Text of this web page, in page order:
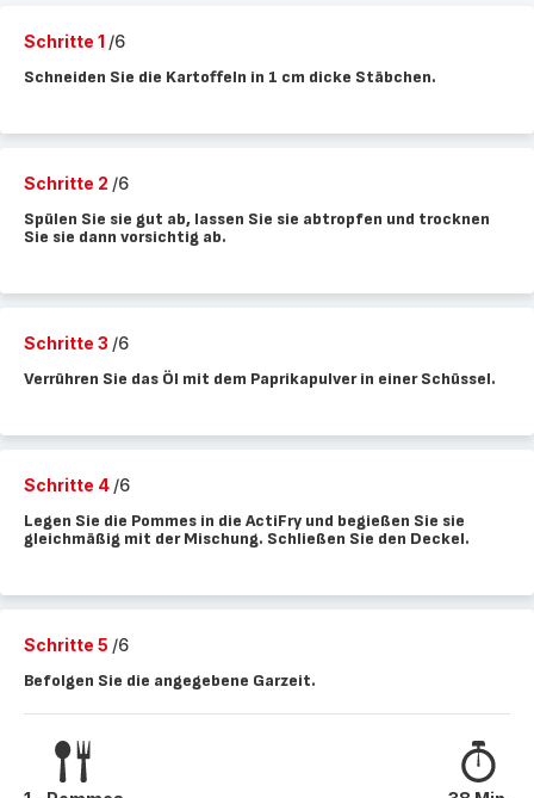
Schritte 1 /6
Schneiden Sie die Kartoffeln in 1 cm dicke Stäbchen.
Schritte 2 /6
Spülen Sie sie gut ab, lassen Sie sie abtropfen und trocknen
Sie sie dann vorsichtig ab.
Schritte 3 /6
Verrühren Sie das Öl mit dem Paprikapulver in einer Schüssel.
Schritte 4 /6
Legen Sie die Pommes in die ActiFry und begießen Sie sie
gleichmäßig mit der Mischung. Schließen Sie den Deckel.
Schritte 5 /6
Befolgen Sie die angegebene Garzeit.